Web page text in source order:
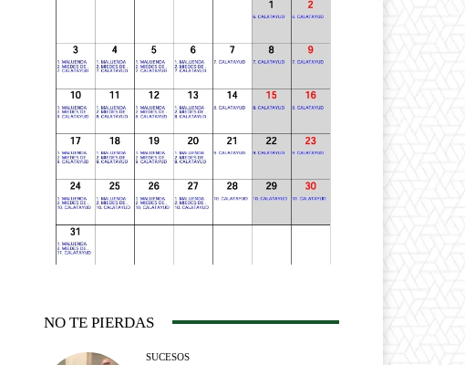
NO TE PIERDAS
SUCESOS